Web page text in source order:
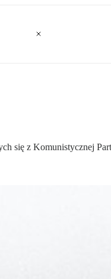
się z Komunistycznej